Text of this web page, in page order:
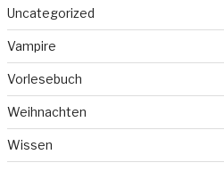
Uncategorized
Vampire
Vorlesebuch
Weihnachten
Wissen